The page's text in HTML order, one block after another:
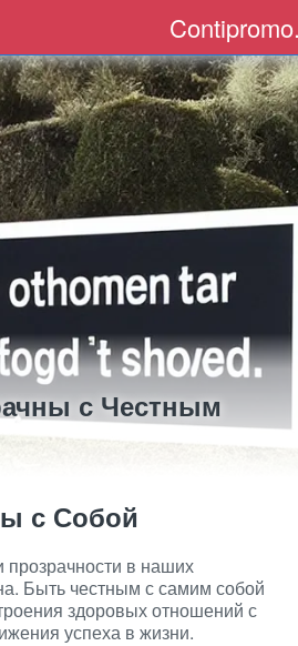
с Честным
с Собой
прозрачности в наших
Быть честным с самим собой
здоровых отношений с
успеха в жизни.